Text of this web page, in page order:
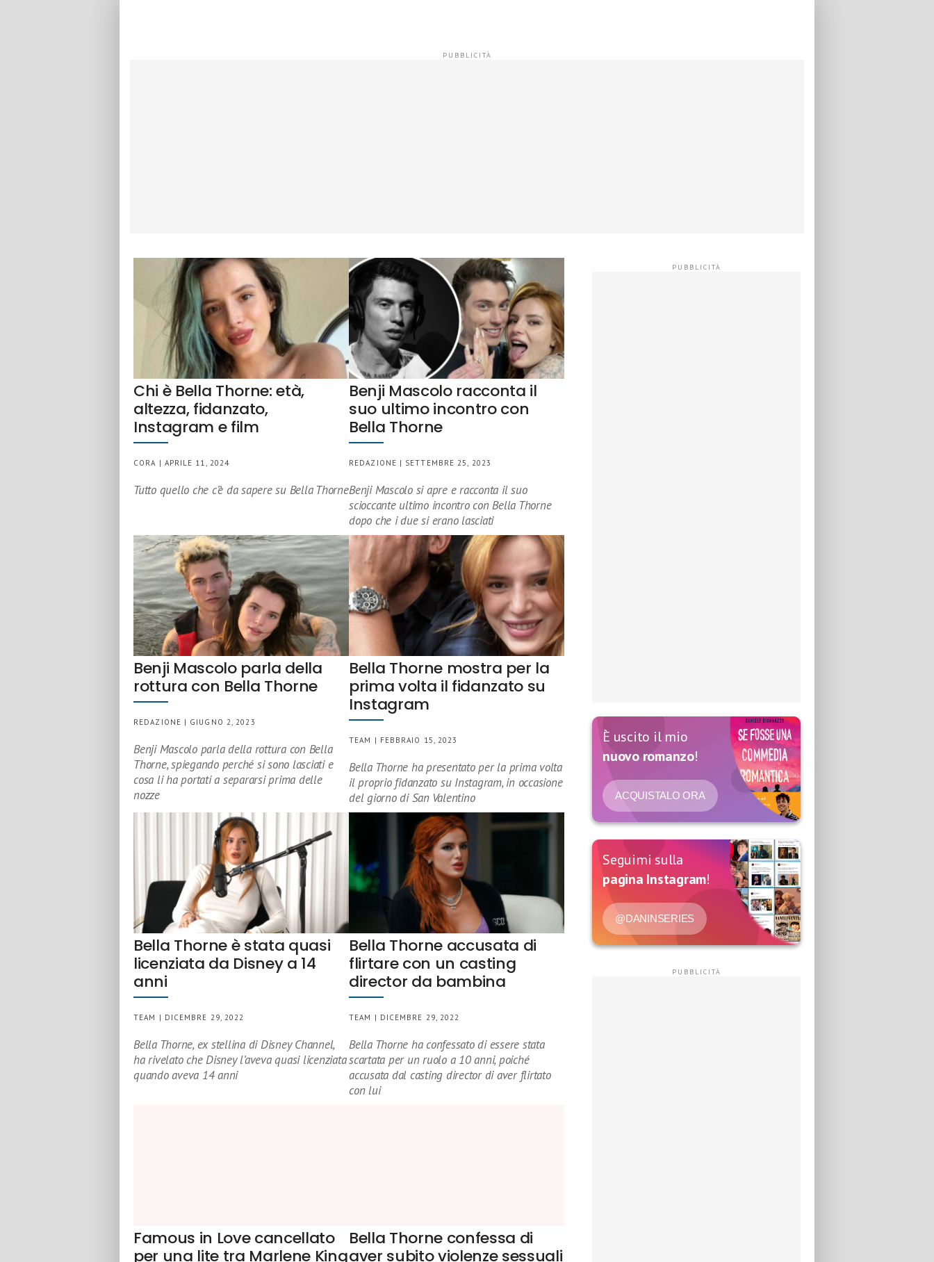
Chi è Bella Thorne: età,
altezza, fidanzato,
Instagram e film
CORA | APRILE 11, 2024
Tutto quello che c’è da sapere su Bella Thorne
Benji Mascolo racconta il
suo ultimo incontro con
Bella Thorne
REDAZIONE | SETTEMBRE 25, 2023
Benji Mascolo si apre e racconta il suo
scioccante ultimo incontro con Bella Thorne
dopo che i due si erano lasciati
Benji Mascolo parla della
rottura con Bella Thorne
REDAZIONE | GIUGNO 2, 2023
Benji Mascolo parla della rottura con Bella
Thorne, spiegando perché si sono lasciati e
cosa li ha portati a separarsi prima delle
nozze
Bella Thorne mostra per la
prima volta il fidanzato su
Instagram
TEAM | FEBBRAIO 15, 2023
Bella Thorne ha presentato per la prima volta
il proprio fidanzato su Instagram, in occasione
del giorno di San Valentino
Bella Thorne è stata quasi
licenziata da Disney a 14
anni
TEAM | DICEMBRE 29, 2022
Bella Thorne, ex stellina di Disney Channel,
ha rivelato che Disney l’aveva quasi licenziata
quando aveva 14 anni
Bella Thorne accusata di
flirtare con un casting
director da bambina
TEAM | DICEMBRE 29, 2022
Bella Thorne ha confessato di essere stata
scartata per un ruolo a 10 anni, poiché
accusata dal casting director di aver flirtato
con lui
Famous in Love cancellato
per una lite tra Marlene King
Bella Thorne confessa di
aver subito violenze sessuali
È uscito il mio
nuovo romanzo!
ACQUISTALO ORA
Seguimi sulla
pagina Instagram!
@DANINSERIES